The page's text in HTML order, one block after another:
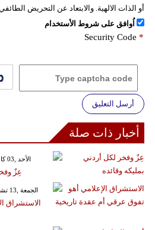
أو الذات الالهية. والابتعاد عن التحريض
اُوافق على شروط الأستخدام
Security Code *
أرسل التعليق
أخبار ذات صلة
GMT 09:16 2021 الأحد ,03 كانون الثاني / يناير
عِزٌ
GMT 16:03 2020 الجمعة ,13 تشرين الثاني / نوفمبر
الاستشراق